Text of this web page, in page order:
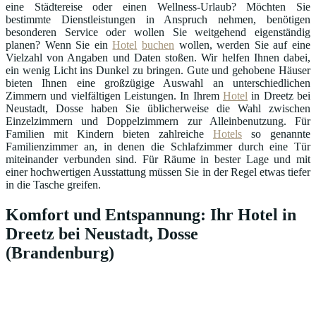
eine Städtereise oder einen Wellness-Urlaub? Möchten Sie
bestimmte Dienstleistungen in Anspruch nehmen, benötigen
besonderen Service oder wollen Sie weitgehend eigenständig
planen? Wenn Sie einHotel buchen wollen, werden Sie auf eine
Vielzahl von Angaben und Daten stoßen. Wir helfen Ihnen dabei,
ein wenig Licht ins Dunkel zu bringen. Gute und gehobene Häuser
bieten Ihnen eine großzügige Auswahl an unterschiedlichen
Zimmern und vielfältigen Leistungen. In Ihrem Hotel in Dreetz bei
Neustadt, Dosse haben Sie üblicherweise die Wahl zwischen
Einzelzimmern und Doppelzimmern zur Alleinbenutzung. Für
Familien mit Kindern bieten zahlreiche Hotels so genannte
Familienzimmer an, in denen die Schlafzimmer durch eine Tür
miteinander verbunden sind. Für Räume in bester Lage und mit
einer hochwertigen Ausstattung müssen Sie in der Regel etwas tiefer
in die Tasche greifen.
Komfort und Entspannung: Ihr Hotel in
Dreetz bei Neustadt, Dosse
(Brandenburg)